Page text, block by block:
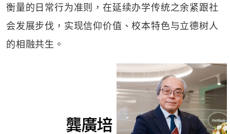
衡量的日常行为准则，在延续办学传统之余紧跟社
会发展步伐，实现信仰价值、校本特色与立德树人
的相融共生。